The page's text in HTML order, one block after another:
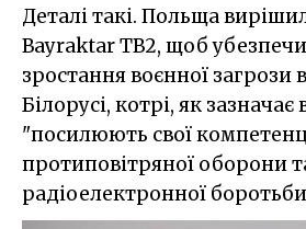
Деталі такі. Польща
Bayraktar TB2, щоб
зростання воєнної загрози
Білорусі, котрі, як зазначає
"посилюють свої
протиповітряної оборони
радіоелектронної